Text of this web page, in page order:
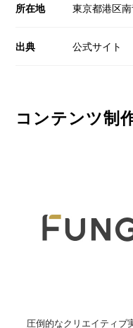
所在地 東京都港区
出典 公式サイト
コンテンツ制
圧倒的なクリエイティブ